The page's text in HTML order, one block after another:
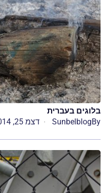
בלוגים בעברית
By
Sunbelblog דצמ 25, 2014